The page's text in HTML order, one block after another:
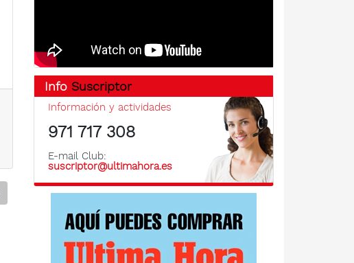
Info Suscriptor
Información y actividades
971 717 308
E-mail Club:
suscriptor@ultimahora.es